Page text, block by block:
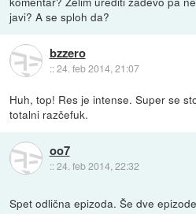
javi? A se sploh da?
bzzero
::24. feb 2014, 21:07
Huh, top! Res je intense. Super se
totalni razčefuk.
oo7
::24. feb 2014, 22:32
Spet odlična epizoda. Še dve